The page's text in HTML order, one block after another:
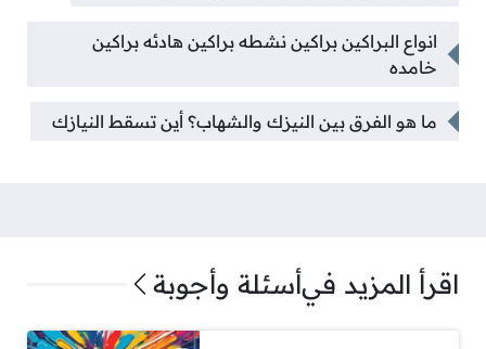
انواع البراكين براكين نشطه براكين هادئه براكين
خامده
ما هو الفرق بين النيزك والشهاب؟ أين تسقط النيازك
اقرأ المزيد فيأسئلة وأجوبة